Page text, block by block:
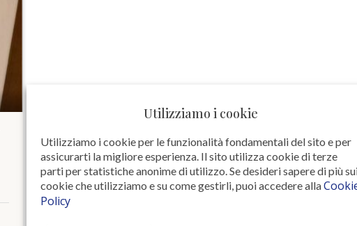
Utilizziamo i cookie
Utilizziamo i cookie per le funzionalità fondamentali del sito e per
assicurarti la migliore esperienza. Il sito utilizza cookie di terze
parti per statistiche anonime di utilizzo. Se desideri sapere di più
cookie che utilizziamo e su come gestirli, puoi accedere alla
Policy